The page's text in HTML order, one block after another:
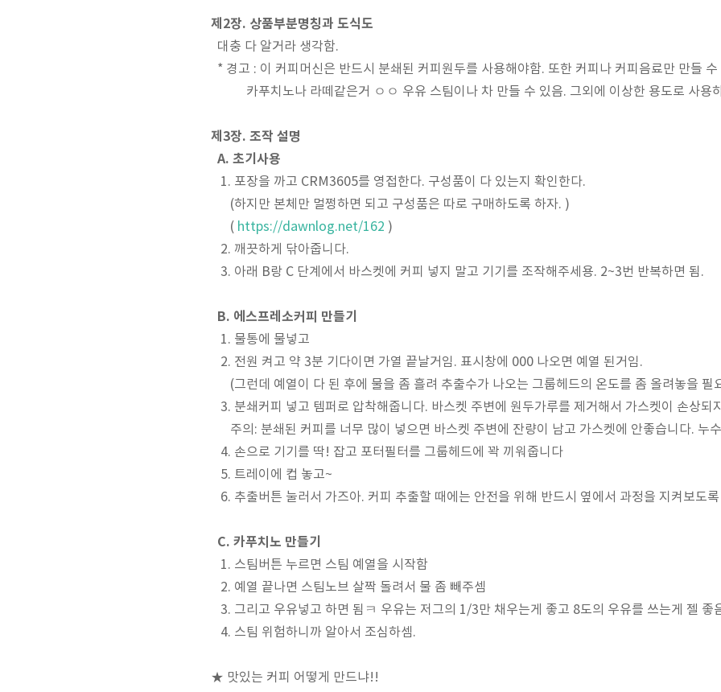
제2장. 상품부분명칭과 도식도
대충 다 알거라 생각함.
* 경고 : 이 커피머신은 반드시 분쇄된 커피원두를 사용해야함. 또한 커피나 커피음료만 만들 수
카푸치노나 라떼같은거 ㅇㅇ 우유 스팀이나 차 만들 수 있음. 그외에 이상한 용도로 사용
제3장. 조작 설명
A. 초기사용
1. 포장을 까고 CRM3605를 영접한다. 구성품이 다 있는지 확인한다.
(하지만 본체만 멀쩡하면 되고 구성품은 따로 구매하도록 하자. )
( https://dawnlog.net/162 )
2. 깨끗하게 닦아줍니다.
3. 아래 B랑 C 단계에서 바스켓에 커피 넣지 말고 기기를 조작해주세용. 2~3번 반복하면 됨.
B. 에스프레소커피 만들기
1. 물통에 물넣고
2. 전원 켜고 약 3분 기다이면 가열 끝날거임. 표시창에 000 나오면 예열 된거임.
(그런데 예열이 다 된 후에 물을 좀 흘려 추출수가 나오는 그룹헤드의 온도를 좀 올려놓을 필
3. 분쇄커피 넣고 템퍼로 압착해줍니다. 바스켓 주변에 원두가루를 제거해서 가스켓이 손상되
주의: 분쇄된 커피를 너무 많이 넣으면 바스켓 주변에 잔량이 남고 가스켓에 안좋습니다. 누
4. 손으로 기기를 딱! 잡고 포터필터를 그룹헤드에 꽉 끼워줍니다
5. 트레이에 컵 놓고~
6. 추출버튼 눌러서 가즈아. 커피 추출할 때에는 안전을 위해 반드시 옆에서 과정을 지켜보도
C. 카푸치노 만들기
1. 스팀버튼 누르면 스팀 예열을 시작함
2. 예열 끝나면 스팀노브 살짝 돌려서 물 좀 빼주셈
3. 그리고 우유넣고 하면 됨ㅋ 우유는 저그의 1/3만 채우는게 좋고 8도의 우유를 쓰는게 젤 좋
4. 스팀 위험하니까 알아서 조심하셈.
★ 맛있는 커피 어떻게 만드냐!!